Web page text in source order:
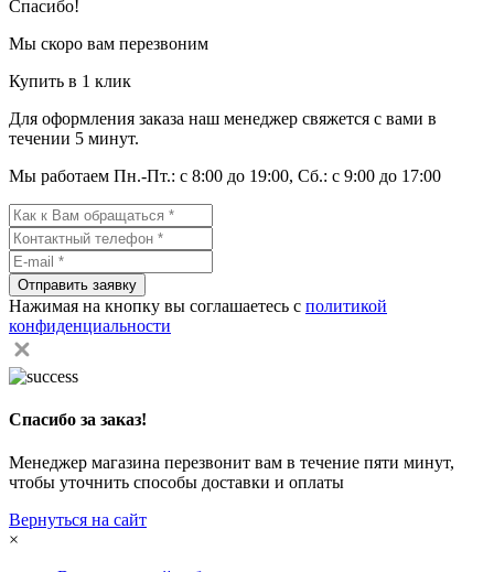
Спасибо!
Мы скоро вам перезвоним
Купить в 1 клик
Для оформления заказа наш менеджер свяжется с вами в
течении 5 минут.
Мы работаем Пн.-Пт.: с 8:00 до 19:00, Сб.: с 9:00 до 17:00
Отправить заявку
Нажимая на кнопку вы соглашаетесь с политикой
конфиденциальности
Спасибо за заказ!
Менеджер магазина перезвонит вам в течение пяти минут,
чтобы уточнить способы доставки и оплаты
Вернуться на сайт
×